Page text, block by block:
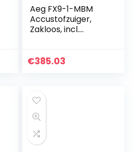
Aeg FX9-1-MBM
Accustofzuiger,
Zakloos, incl.
Motorunit En
€385.03